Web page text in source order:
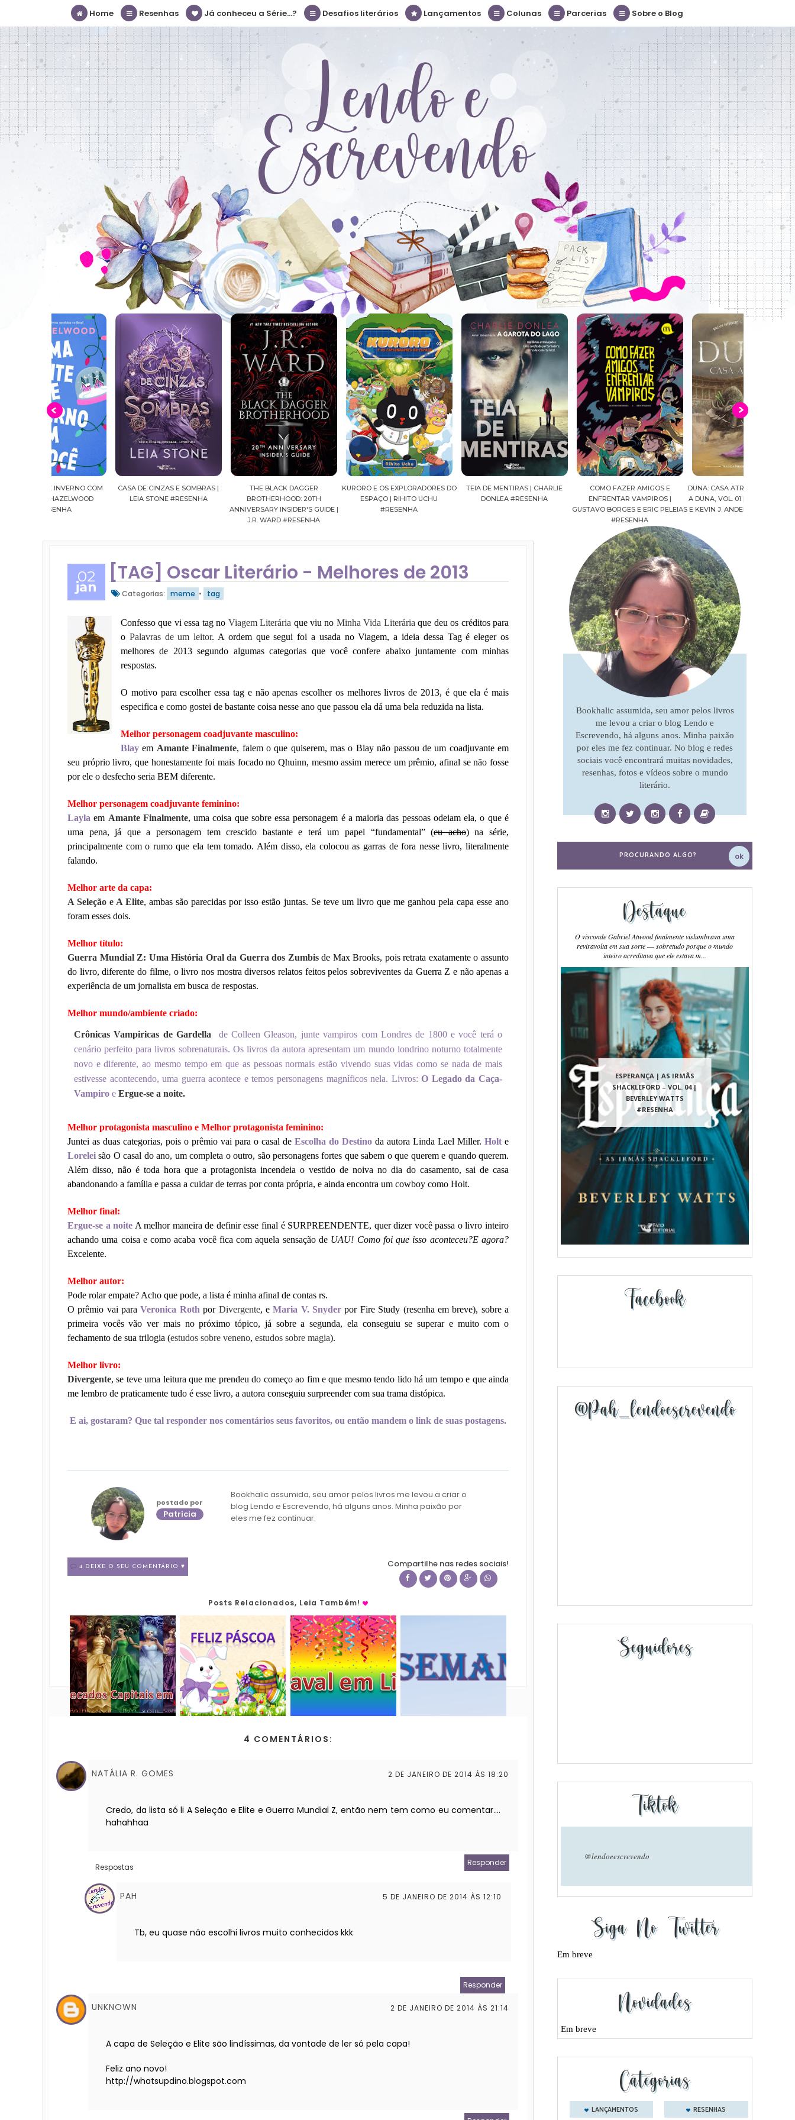
Home Resenhas Já conheceu a Série...? Desafios literários Lançamentos Colunas Parcerias Sobre o Blog
CASA DE CINZAS E SOMBRAS |
LEIA STONE #RESENHA
THE BLACK DAGGER
BROTHERHOOD: 20TH
ANNIVERSARY INSIDER'S GUIDE |
J.R. WARD #RESENHA
KURORO E OS EXPLORADORES DO
ESPAÇO | RIHITO UCHU
#RESENHA
TEIA DE MENTIRAS | CHARLIE
DONLEA #RESENHA
COMO FAZER AMIGOS E
ENFRENTAR VAMPIROS |
GUSTAVO BORGES E ERIC PELEIAS
DUNA: CASA ATREIDES | PRELÚDIO
A DUNA, VOL. 01 | BRIAN HERBERT
E KEVIN J. ANDERSON #RESENHA
02
jan
[TAG] Oscar Literário - Melhores de 2013
Categorias: meme • tag
Confesso que vi essa tag no Viagem Literária que viu no Minha Vida Literária que deu os créditos para
o Palavras de um leitor. A ordem que segui foi a usada no Viagem, a ideia dessa Tag é eleger os
melhores de 2013 segundo algumas categorias que você confere abaixo juntamente com minhas
respostas.
O motivo para escolher essa tag e não apenas escolher os melhores livros de 2013, é que ela é mais
especifica e como gostei de bastante coisa nesse ano que passou ela dá uma bela reduzida na lista.
Melhor personagem coadjuvante masculino:
Blay em Amante Finalmente, falem o que quiserem, mas o Blay não passou de um coadjuvante em
seu próprio livro, que honestamente foi mais focado no Qhuinn, mesmo assim merece um prêmio, afinal se não fosse
por ele o desfecho seria BEM diferente.
Melhor personagem coadjuvante feminino:
Layla em Amante Finalmente, uma coisa que sobre essa personagem é a maioria das pessoas odeiam ela, o que é
uma pena, já que a personagem tem crescido bastante e terá um papel “fundamental” (eu acho) na série,
principalmente com o rumo que ela tem tomado. Além disso, ela colocou as garras de fora nesse livro, literalmente
falando.
Melhor arte da capa:
A Seleção e A Elite, ambas são parecidas por isso estão juntas. Se teve um livro que me ganhou pela capa esse ano
foram esses dois.
Melhor título:
Guerra Mundial Z: Uma História Oral da Guerra dos Zumbis de Max Brooks, pois retrata exatamente o assunto
do livro, diferente do filme, o livro nos mostra diversos relatos feitos pelos sobreviventes da Guerra Z e não apenas a
experiência de um jornalista em busca de respostas.
Melhor mundo/ambiente criado:
Crônicas Vampiricas de Gardella
de Colleen Gleason, junte vampiros com Londres de 1800 e você terá o
cenário perfeito para livros sobrenaturais. Os livros da autora apresentam um mundo londrino noturno totalmente
novo e diferente, ao mesmo tempo em que as pessoas normais estão vivendo suas vidas como se nada de mais
estivesse acontecendo, uma guerra acontece e temos personagens magníficos nela. Livros:O Legado da Caça-
Vampiro e Ergue-se a noite.
Melhor protagonista masculino e Melhor protagonista feminino:
Juntei as duas categorias, pois o prêmio vai para o casal de Escolha do Destino da autora Linda Lael Miller. Holt e
Lorelei são O casal do ano, um completa o outro, são personagens fortes que sabem o que querem e quando querem.
Além disso, não é toda hora que a protagonista incendeia o vestido de noiva no dia do casamento, sai de casa
abandonando a família e passa a cuidar de terras por conta própria, e ainda encontra um cowboy como Holt.
Melhor final:
Ergue-se a noite A melhor maneira de definir esse final é SURPREENDENTE, quer dizer você passa o livro inteiro
achando uma coisa e como acaba você fica com aquela sensação de UAU! Como foi que isso aconteceu?E agora?
Excelente.
Melhor autor:
Pode rolar empate? Acho que pode, a lista é minha afinal de contas rs.
O prêmio vai paraVeronica Roth por Divergente, eMaria V. Snyder por Fire Study (resenha em breve), sobre a
primeira vocês vão ver mais no próximo tópico, já sobre a segunda, ela conseguiu se superar e muito com o
fechamento de sua trilogia (estudos sobre veneno, estudos sobre magia).
Melhor livro:
Divergente, se teve uma leitura que me prendeu do começo ao fim e que mesmo tendo lido há um tempo e que ainda
me lembro de praticamente tudo é esse livro, a autora conseguiu surpreender com sua trama distópica.
E ai, gostaram? Que tal responder nos comentários seus favoritos, ou então mandem o link de suas postagens.
postado por
Patricia
Bookhalic assumida, seu amor pelos livros me levou a criar o
blog Lendo e Escrevendo, há alguns anos. Minha paixão por
eles me fez continuar.
4 DEIXE O SEU COMENTÁRIO ♥ Compartilhe nas redes sociais!
Posts Relacionados, Leia Também!
4 COMENTÁRIOS:
NATÁLIA R. GOMES 2 DE JANEIRO DE 2014 ÀS 18:20
Credo, da lista só li A Seleção e Elite e Guerra Mundial Z, então nem tem como eu comentar....
hahahhaa
Responder
Respostas
PAH 5 DE JANEIRO DE 2014 ÀS 12:10
Tb, eu quase não escolhi livros muito conhecidos kkk
Responder
UNKNOWN 2 DE JANEIRO DE 2014 ÀS 21:14
A capa de Seleção e Elite são lindíssimas, da vontade de ler só pela capa!
Feliz ano novo!
http://whatsupdino.blogspot.com
Bookhalic assumida, seu amor pelos livros
me levou a criar o blog Lendo e
Escrevendo, há alguns anos. Minha paixão
por eles me fez continuar. No blog e redes
sociais você encontrará muitas novidades,
resenhas, fotos e vídeos sobre o mundo
literário.
Destaque
ESPERANÇA | AS IRMÃS
SHACKLEFORD – VOL. 04 |
BEVERLEY WATTS
#RESENHA
O visconde Gabriel Atwood finalmente vislumbrava uma
reviravolta em sua sorte ― sobretudo porque o mundo
inteiro acreditava que ele estava m...
Facebook
@pah_lendoescrevendo
Seguidores
Tiktok
@lendoeescrevendo
Siga No Twitter
Em breve
Novidades
Em breve
Categorias
LANÇAMENTOS RESENHAS